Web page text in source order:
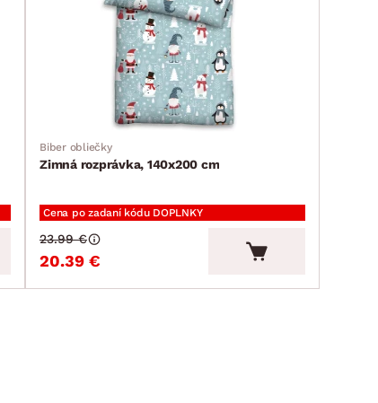
Biber obliečky
Zimná rozprávka, 140x200 cm
Cena po zadaní kódu DOPLNKY
20.39 €
23.99 €